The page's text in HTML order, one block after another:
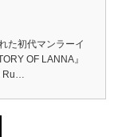
た初代マンラーイ
OF LANNA』